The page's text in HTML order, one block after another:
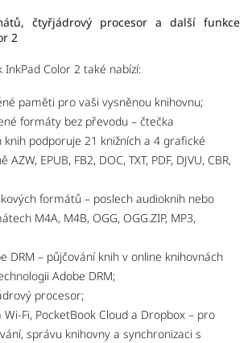
čtyřjádrový procesor a další funkce
2
InkPad Color 2 také nabízí:
paměti pro vaši vysněnou knihovnu;
formáty bez převodu – čtečka
knih podporuje 21 knižních a 4 grafické
EPUB, FB2, DOC, TXT, PDF, DJVU, CBR,
formátů – poslech audioknih nebo
M4A, M4B, OGG, OGG.ZIP, MP3,
DRM – půjčování knih v online knihovnách
Adobe DRM;
procesor;
Fi, PocketBook Cloud a Dropbox – pro
správu knihovny a synchronizaci s